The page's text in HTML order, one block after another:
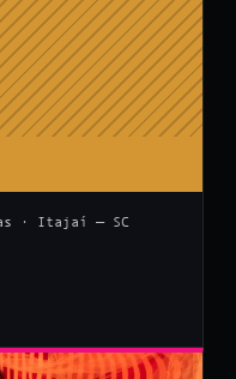
· Itajaí — SC